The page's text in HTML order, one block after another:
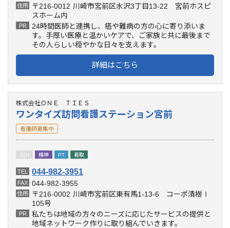
住所 〒216-0012 川崎市宮前区水沢3丁目13-22 宮前ホスピ
スホーム内
PR
24時間医師と連携し、癌や難病の方の心に寄り添いま
す。手厚い医療と温かいケアで、ご家族と共に最後まで
その人らしい穏やかな日々を支えます。
詳細はこちら
株式会社ＯＮＥ ＴＩＥＳ
ワンタイズ訪問看護ステーション宮前
看護師募集中
24H 精神 PT 看取
TEL 044-982-3951
FAX 044-982-3955
住所 〒216-0002 川崎市宮前区東有馬1-13-6 コーポ清樹Ⅰ
105号
PR
私たちは地域の方々のニーズに応じたサービスの提供と
地域ネットワーク作りに取り組んでいきます。